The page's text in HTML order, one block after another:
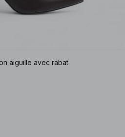
aiguille avec rabat